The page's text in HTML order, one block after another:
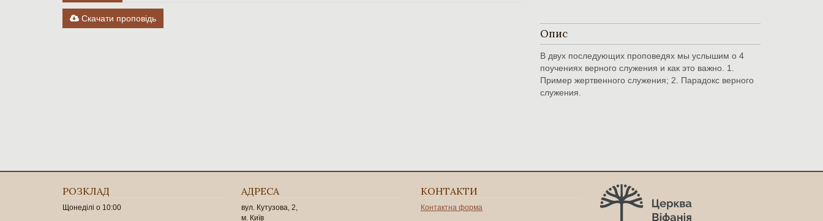
Скачати проповідь
Опис
В двух последующих проповедях мы услышим о 4
поучениях верного служения и как это важно. 1.
Пример жертвенного служения; 2. Парадокс верного
служения.
РОЗКЛАД
Щонеділі о 10:00
АДРЕСА
вул. Кутузова, 2,
м. Київ
КОНТАКТИ
Контактна форма